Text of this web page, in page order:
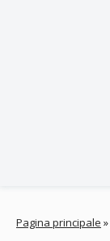
Pagina principale »